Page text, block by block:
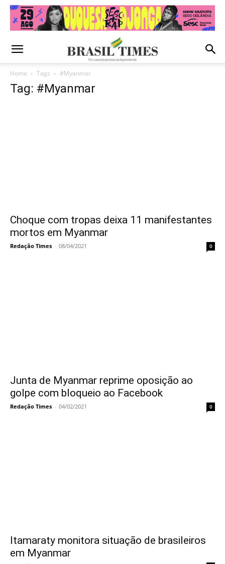
Home Tags #Myanmar
Tag: #Myanmar
Choque com tropas deixa 11 manifestantes
mortos em Myanmar
Redação Times - 08/04/2021 0
Junta de Myanmar reprime oposição ao
golpe com bloqueio ao Facebook
Redação Times - 04/02/2021 0
Itamaraty monitora situação de brasileiros
em Myanmar